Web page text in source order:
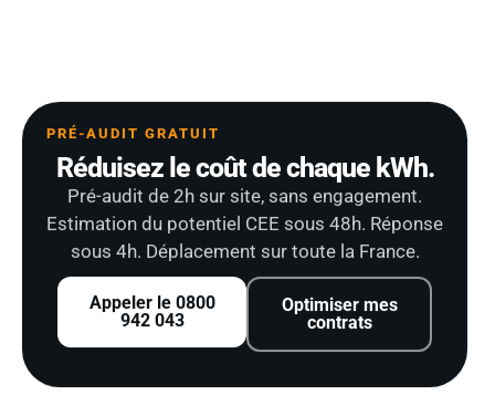
PRÉ-AUDIT GRATUIT
Réduisez le coût de chaque kWh.
Pré-audit de 2h sur site, sans engagement.
Estimation du potentiel CEE sous 48h. Réponse
sous 4h. Déplacement sur toute la France.
Appeler le 0800
942 043
Optimiser mes
contrats